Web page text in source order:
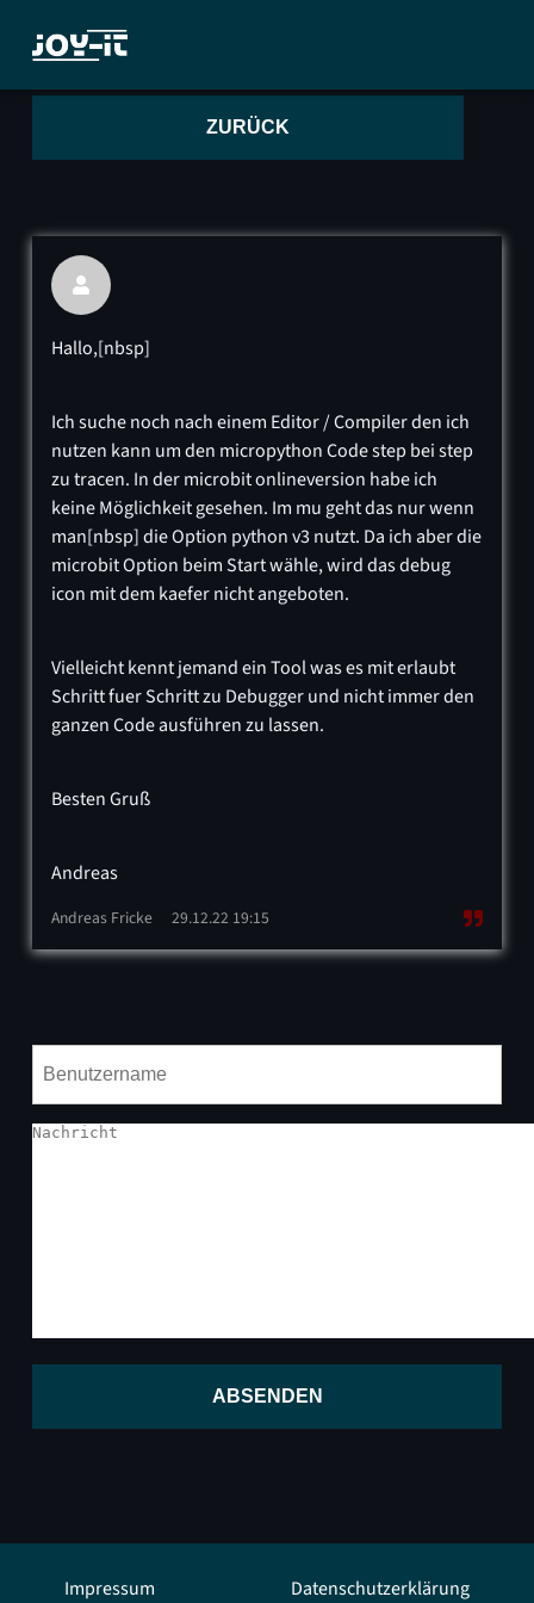
ZURÜCK

Hallo,[nbsp]
Ich suche noch nach einem Editor / Compiler den ich
nutzen kann um den micropython Code step bei step
zu tracen. In der microbit onlineversion habe ich
keine Möglichkeit gesehen. Im mu geht das nur wenn
man[nbsp] die Option python v3 nutzt. Da ich aber die
microbit Option beim Start wähle, wird das debug
icon mit dem kaefer nicht angeboten.
Vielleicht kennt jemand ein Tool was es mit erlaubt
Schritt fuer Schritt zu Debugger und nicht immer den
ganzen Code ausführen zu lassen.
Besten Gruß
Andreas
Andreas Fricke 29.12.22 19:15
ABSENDEN
Impressum Datenschutzerklärung